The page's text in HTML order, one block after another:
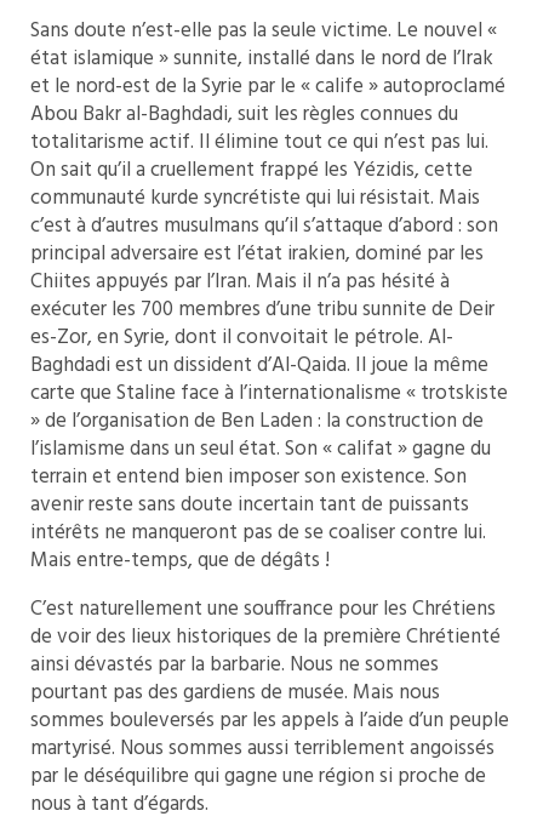
Sans doute n’est-elle pas la seule victime. Le nouvel «
état islamique » sunnite, installé dans le nord de l’Irak
et le nord-est de la Syrie par le « calife » autoproclamé
Abou Bakr al-Baghdadi, suit les règles connues du
totalitarisme actif. Il élimine tout ce qui n’est pas lui.
On sait qu’il a cruellement frappé les Yézidis, cette
communauté kurde syncrétiste qui lui résistait. Mais
c’est à d’autres musulmans qu’il s’attaque d’abord : son
principal adversaire est l’état irakien, dominé par les
Chiites appuyés par l’Iran. Mais il n’a pas hésité à
exécuter les 700 membres d’une tribu sunnite de Deir
es-Zor, en Syrie, dont il convoitait le pétrole. Al-
Baghdadi est un dissident d’Al-Qaida. Il joue la même
carte que Staline face à l’internationalisme « trotskiste
» de l’organisation de Ben Laden : la construction de
l’islamisme dans un seul état. Son « califat » gagne du
terrain et entend bien imposer son existence. Son
avenir reste sans doute incertain tant de puissants
intérêts ne manqueront pas de se coaliser contre lui.
Mais entre-temps, que de dégâts !
C’est naturellement une souffrance pour les Chrétiens
de voir des lieux historiques de la première Chrétienté
ainsi dévastés par la barbarie. Nous ne sommes
pourtant pas des gardiens de musée. Mais nous
sommes bouleversés par les appels à l’aide d’un peuple
martyrisé. Nous sommes aussi terriblement angoissés
par le déséquilibre qui gagne une région si proche de
nous à tant d’égards.